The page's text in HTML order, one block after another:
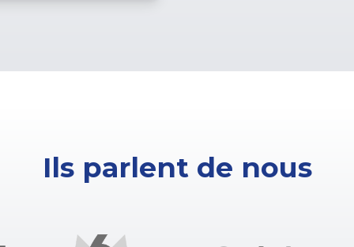
Ils parlent de nous